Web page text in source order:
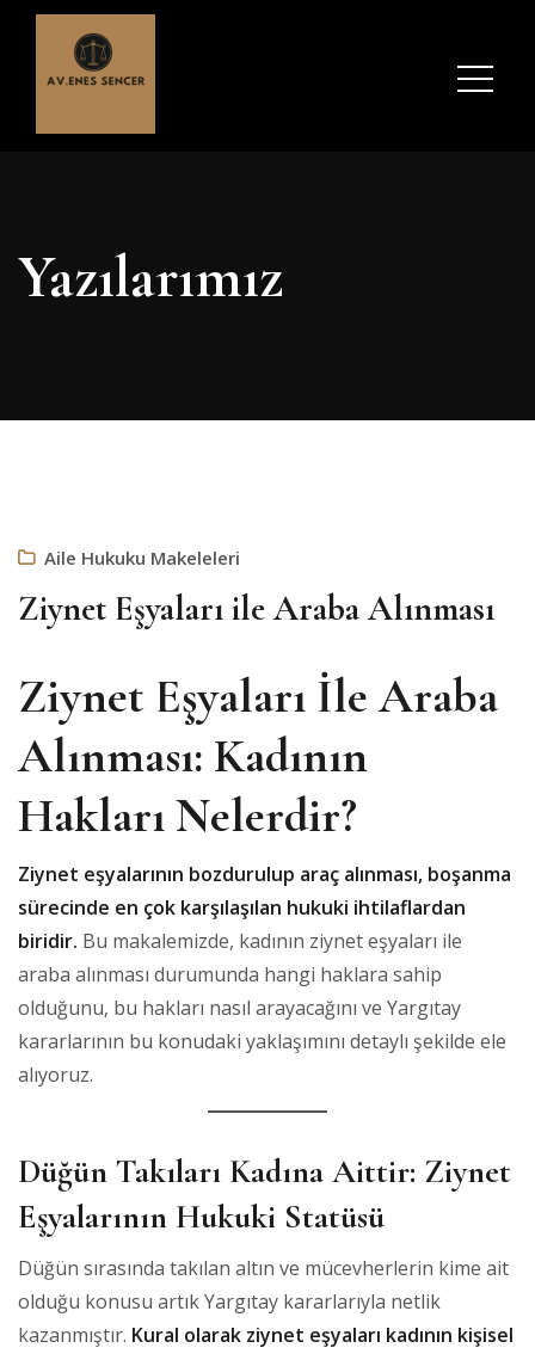
Yazılarımız
Aile Hukuku Makeleleri
Ziynet Eşyaları ile Araba Alınması
Ziynet Eşyaları İle Araba
Alınması: Kadının
Hakları Nelerdir?
Ziynet eşyalarının bozdurulup araç alınması, boşanma
sürecinde en çok karşılaşılan hukuki ihtilaflardan
biridir. Bu makalemizde, kadının ziynet eşyaları ile
araba alınması durumunda hangi haklara sahip
olduğunu, bu hakları nasıl arayacağını ve Yargıtay
kararlarının bu konudaki yaklaşımını detaylı şekilde ele
alıyoruz.
Düğün Takıları Kadına Aittir: Ziynet
Eşyalarının Hukuki Statüsü
Düğün sırasında takılan altın ve mücevherlerin kime ait
olduğu konusu artık Yargıtay kararlarıyla netlik
kazanmıştır. Kural olarak ziynet eşyaları kadının kişisel